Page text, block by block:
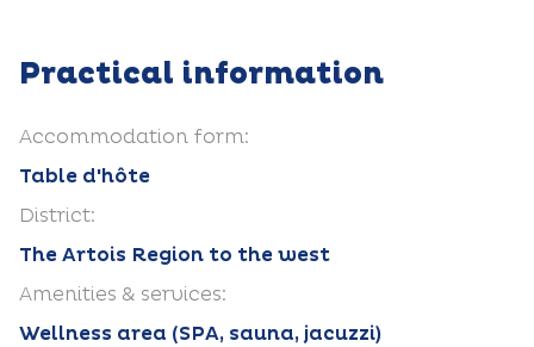
Practical information
Accommodation form:
Table d'hôte
District:
The Artois Region to the west
Amenities & services:
Wellness area (SPA, sauna, jacuzzi)